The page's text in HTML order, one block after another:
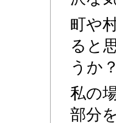
町や
ると
うか？
私の
部分